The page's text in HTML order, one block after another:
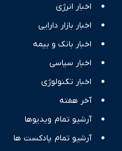
اخبار انرژی
اخبار بازار دارایی
اخبار بانک و بیمه
اخبار سیاسی
اخبار تکنولوژی
آخر هفته
آرشیو تمام ویدیوها
آرشیو تمام پادکست ها